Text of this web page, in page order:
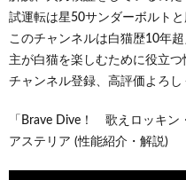
試運転は星50サンダーボルト
このチャンネルは白猫歴10年
主が白猫を楽しむために役立
チャンネル登録、高評価よろ
「Brave Dive！ 歌えロッキン
アステリア (性能紹介・解説)